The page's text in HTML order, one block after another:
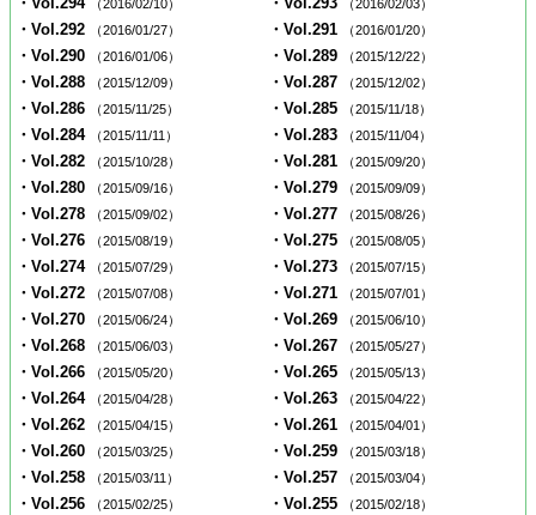
（2016/02/10） （2016/02/03）
・Vol.292 （2016/01/27） ・Vol.291 （2016/01/20）
・Vol.290 （2016/01/06） ・Vol.289 （2015/12/22）
・Vol.288 （2015/12/09） ・Vol.287 （2015/12/02）
・Vol.286 （2015/11/25） ・Vol.285 （2015/11/18）
・Vol.284 （2015/11/11） ・Vol.283 （2015/11/04）
・Vol.282 （2015/10/28） ・Vol.281 （2015/09/20）
・Vol.280 （2015/09/16） ・Vol.279 （2015/09/09）
・Vol.278 （2015/09/02） ・Vol.277 （2015/08/26）
・Vol.276 （2015/08/19） ・Vol.275 （2015/08/05）
・Vol.274 （2015/07/29） ・Vol.273 （2015/07/15）
・Vol.272 （2015/07/08） ・Vol.271 （2015/07/01）
・Vol.270 （2015/06/24） ・Vol.269 （2015/06/10）
・Vol.268 （2015/06/03） ・Vol.267 （2015/05/27）
・Vol.266 （2015/05/20） ・Vol.265 （2015/05/13）
・Vol.264 （2015/04/28） ・Vol.263 （2015/04/22）
・Vol.262 （2015/04/15） ・Vol.261 （2015/04/01）
・Vol.260 （2015/03/25） ・Vol.259 （2015/03/18）
・Vol.258 （2015/03/11） ・Vol.257 （2015/03/04）
・Vol.256 （2015/02/25） ・Vol.255 （2015/02/18）